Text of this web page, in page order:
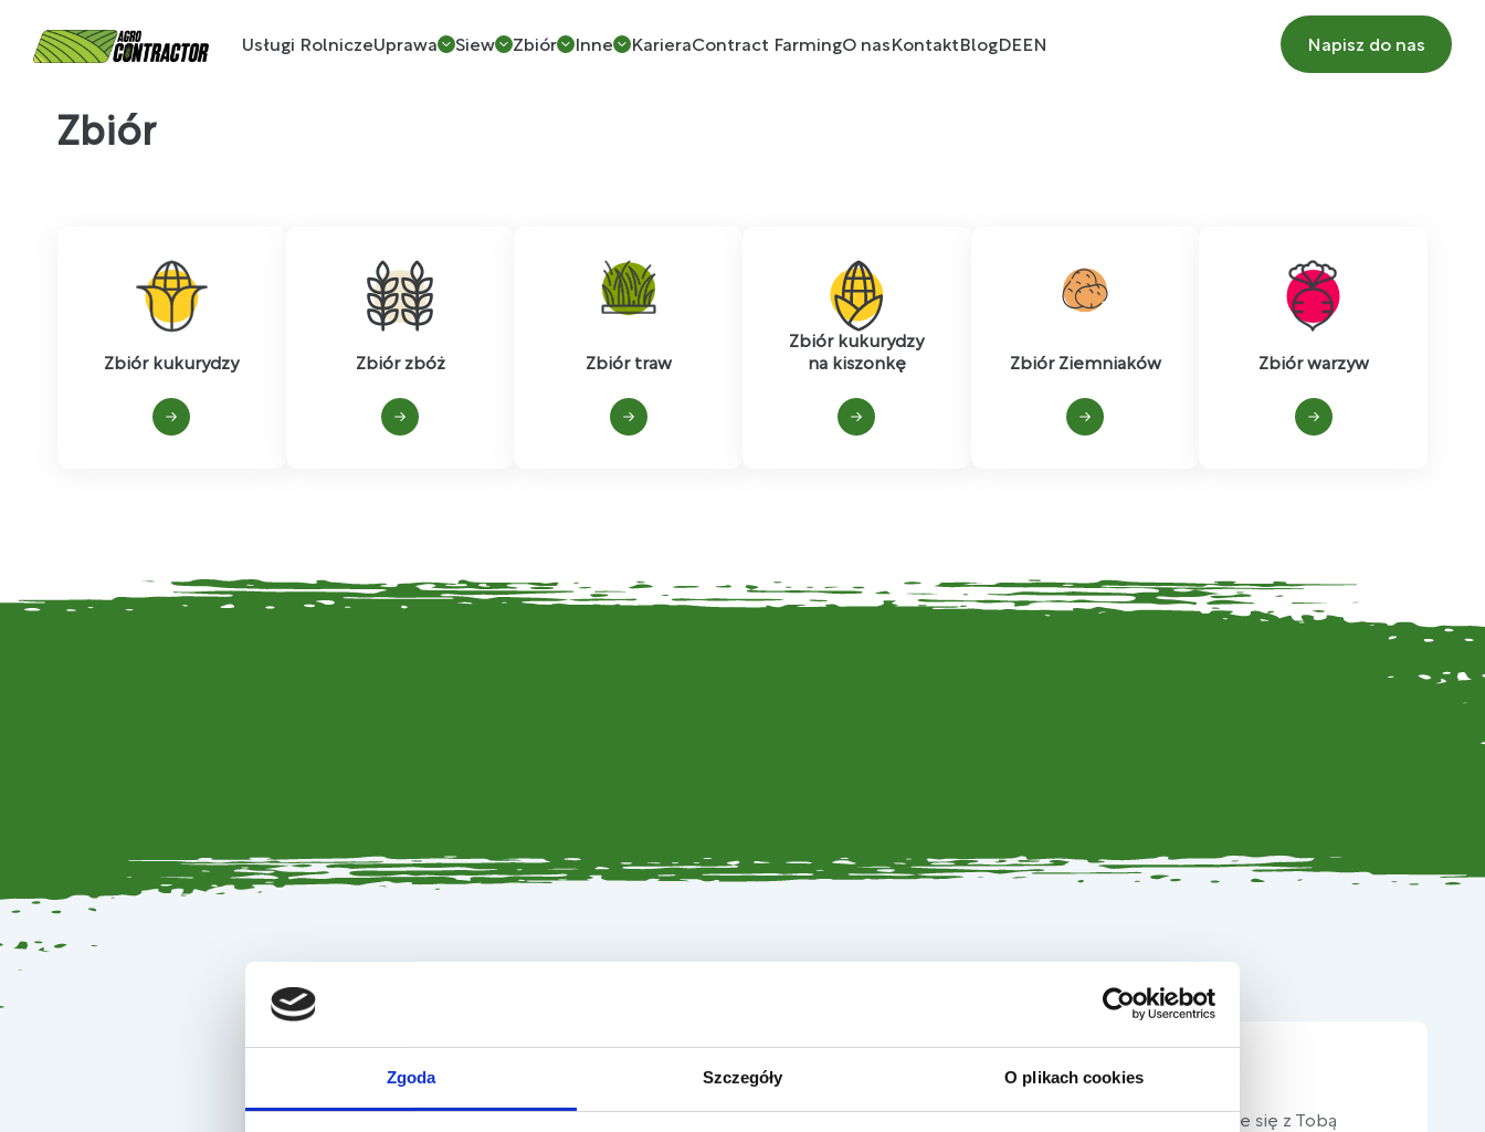
Zgoda Szczegóły O plikach cookies
Usługi RolniczeUprawa Siew Zbiór Inne KarieraContract FarmingO nas Kontakt BlogDEEN Napisz do nas
Zbiór
Zbiór kukurydzy Zbiór zbóż Zbiór traw
Zbiór kukurydzy
na kiszonkę
Zbiór Ziemniaków Zbiór warzyw
Zainteresowała Cię nasza oferta?
Wypełnij poniższy formularz, a nasz doradca skontaktuje się z Tobą